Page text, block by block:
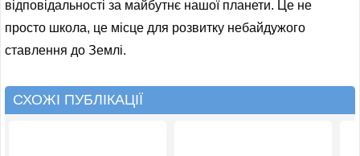
відповідальності за майбутнє нашої планети. Це не
просто школа, це місце для розвитку небайдужого
ставлення до Землі.
СХОЖІ ПУБЛІКАЦІЇ